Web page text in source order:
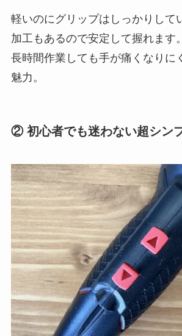
軽いのにグリップはしっかりして
加工もあるので安定して握れます。
長時間作業しても手が痛くなりに
魅力。
② 初心者でも迷わない超シン